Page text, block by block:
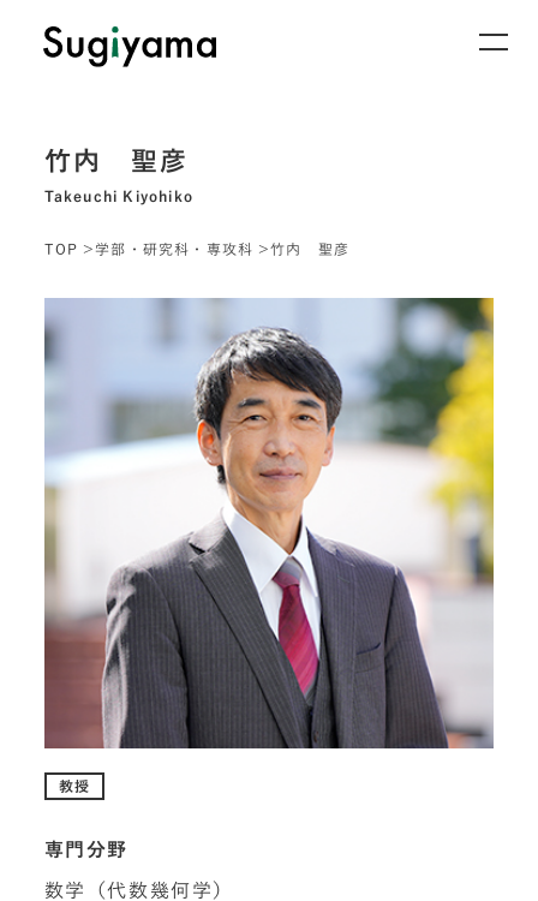
竹内 聖彦
Takeuchi Kiyohiko
TOP 学部・研究科・専攻科 竹内 聖彦
教授
専門分野
数学（代数幾何学）